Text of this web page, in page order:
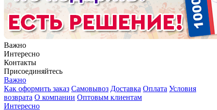
Важно
Интересно
Контакты
Присоединяйтесь
Важно
Как оформить заказ Самовывоз Доставка Оплата Условия
возврата О компании Оптовым клиентам
Интересно